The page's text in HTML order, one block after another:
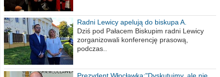
Radni Lewicy apelują do biskupa A.
Wiesława Meringa
Dziś pod Pałacem Biskupim radni Lewicy
zorganizowali konferencję prasową,
podczas..